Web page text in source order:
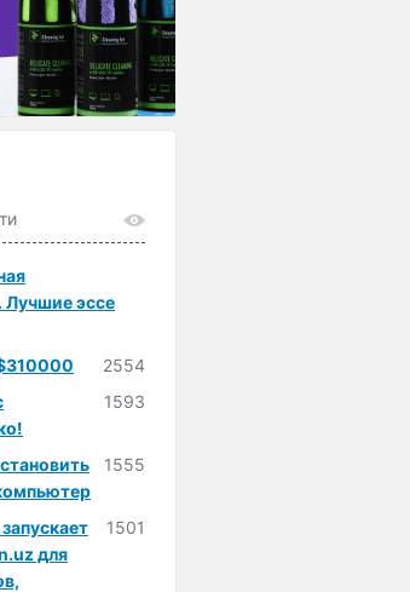
Лучшие эссе
2554
1593
1555
для
1501